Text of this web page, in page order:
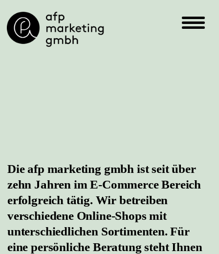
Die afp marketing gmbh ist seit über
zehn Jahren imE-Commerce Bereich
erfolgreich tätig. Wir betreiben
verschiedene Online-Shops mit
unterschiedlichen Sortimenten. Für
einepersönliche Beratung steht Ihnen